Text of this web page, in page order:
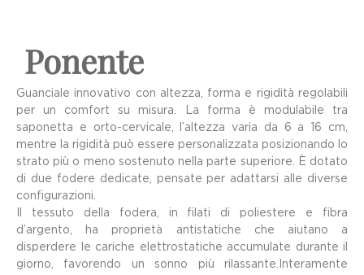
Ponente
Guanciale innovativo con altezza, forma e rigidità regolabili
per un comfort su misura. La forma è modulabile tra
saponetta e orto-cervicale, l’altezza varia da 6 a 16 cm,
mentre la rigidità può essere personalizzata posizionando lo
strato più o meno sostenuto nella parte superiore. È dotato
di due fodere dedicate, pensate per adattarsi alle diverse
configurazioni.
Il tessuto della fodera, in filati di poliestere e fibra
d’argento, ha proprietà antistatiche che aiutano a
disperdere le cariche elettrostatiche accumulate durante il
giorno, favorendo un sonno più rilassante.Interamente